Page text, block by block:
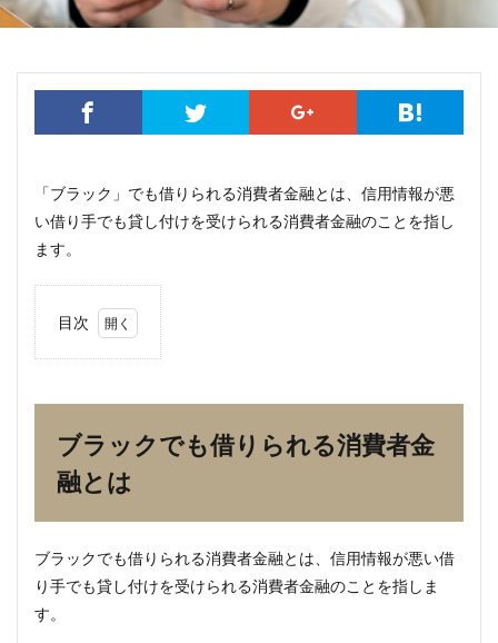
「ブラック」でも借りられる消費者金融とは、信用情報が悪
い借り手でも貸し付けを受けられる消費者金融のことを指し
ます。
目次
借り
られ
る消
費者
ブラ
ブラックでも借りられる消費者金
融とは
ブラックでも借りられる消費者金融とは、信用情報が悪い借
り手でも貸し付けを受けられる消費者金融のことを指しま
す。